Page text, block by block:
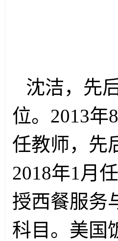
沈洁， 先
位。2013年
任教师，先
2018年1月
授西餐服务
科目。美国